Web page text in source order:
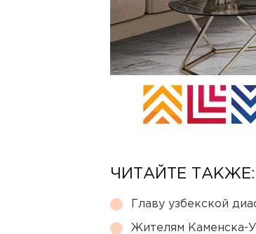
ЧИТАЙТЕ ТАКЖЕ:
Главу узбекской
Жителям Каменска-